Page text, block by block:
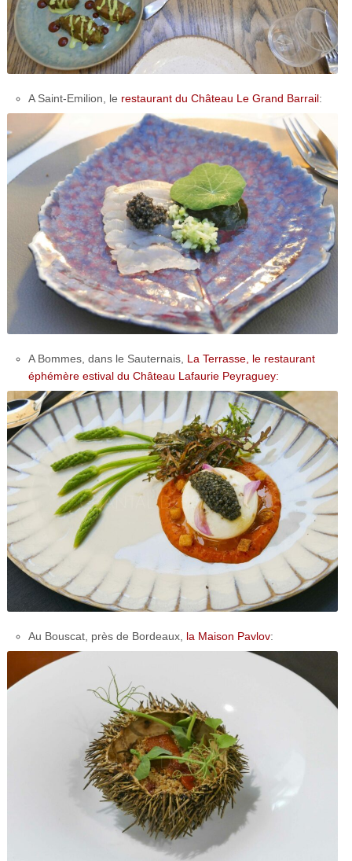
A Saint-Emilion, le restaurant du Château Le Grand Barrail:
A Bommes, dans le Sauternais, La Terrasse, le restaurant
éphémère estival du Château Lafaurie Peyraguey:
Au Bouscat, près de Bordeaux, la Maison Pavlov: